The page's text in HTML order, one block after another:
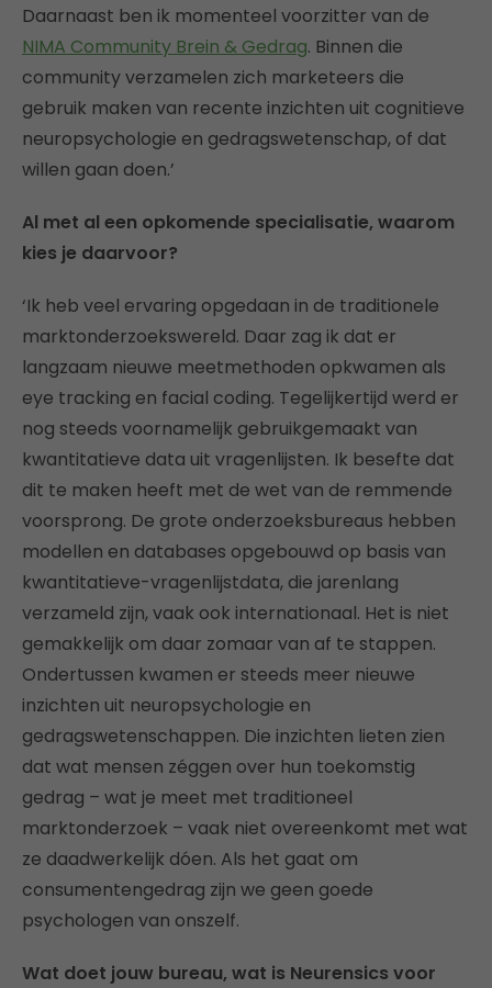
Daarnaast ben ik momenteel voorzitter van de
NIMA Community Brein & Gedrag. Binnen die
community verzamelen zich marketeers die
gebruik maken van recente inzichten uit cognitieve
neuropsychologie en gedragswetenschap, of dat
willen gaan doen.’
Al met al een opkomende specialisatie, waarom
kies je daarvoor?
‘Ik heb veel ervaring opgedaan in de traditionele
marktonderzoekswereld. Daar zag ik dat er
langzaam nieuwe meetmethoden opkwamen als
eye tracking en facial coding. Tegelijkertijd werd er
nog steeds voornamelijk gebruikgemaakt van
kwantitatieve data uit vragenlijsten. Ik besefte dat
dit te maken heeft met de wet van de remmende
voorsprong. De grote onderzoeksbureaus hebben
modellen en databases opgebouwd op basis van
kwantitatieve-vragenlijstdata, die jarenlang
verzameld zijn, vaak ook internationaal. Het is niet
gemakkelijk om daar zomaar van af te stappen.
Ondertussen kwamen er steeds meer nieuwe
inzichten uit neuropsychologie en
gedragswetenschappen. Die inzichten lieten zien
dat wat mensen zéggen over hun toekomstig
gedrag – wat je meet met traditioneel
marktonderzoek – vaak niet overeenkomt met wat
ze daadwerkelijk dóen. Als het gaat om
consumentengedrag zijn we geen goede
psychologen van onszelf.
Wat doet jouw bureau, wat is Neurensics voor